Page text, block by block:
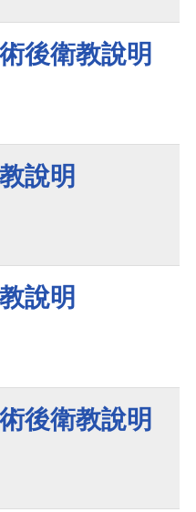
後衛教說明
說明
說明
後衛教說明